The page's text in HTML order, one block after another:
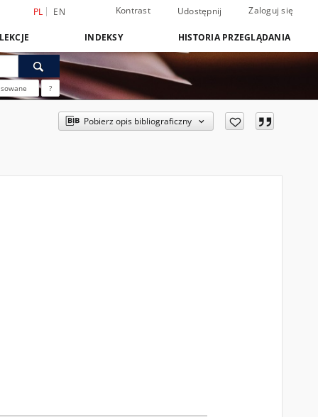
PL EN Kontrast Udostępnij Zaloguj się
INDEKSY HISTORIA PRZEGLĄDANIA
?
Pobierz opis bibliograficzny